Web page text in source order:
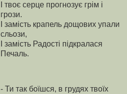
І твоє серце прогнозує грім і
грози.
І замість крапель дощових упали
сльози,
І замість Радості пiдкралася
Печаль.
- Ти так боїшся, в грудях твоїх